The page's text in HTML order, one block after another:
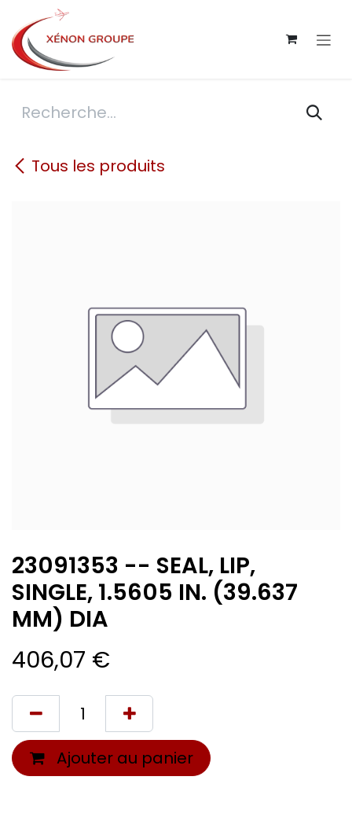
Se rendre au contenu
Tous les produits
23091353 -- SEAL, LIP,
SINGLE, 1.5605 IN. (39.637
MM) DIA
406,07 €
Ajouter au panier